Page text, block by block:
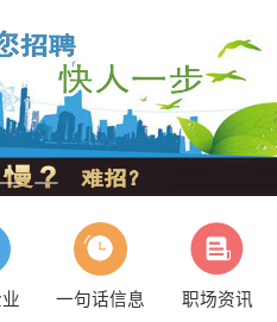
一句话信息 职场资讯